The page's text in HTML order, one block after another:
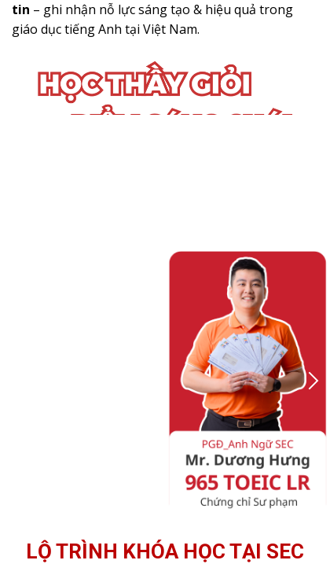
tin – ghi nhận nỗ lực sáng tạo & hiệu quả trong
giáo dục tiếng Anh tại Việt Nam.
LỘ TRÌNH KHÓA HỌC TẠI SEC